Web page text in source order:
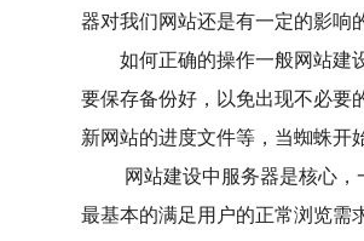
器对我们网站还是有一定的影响
如何正确的操作一般网站建设
要保存备份好，以免出现不必要
新网站的进度文件等，当蜘蛛开
网站建设中服务器是核心，一
最基本的满足用户的正常浏览需